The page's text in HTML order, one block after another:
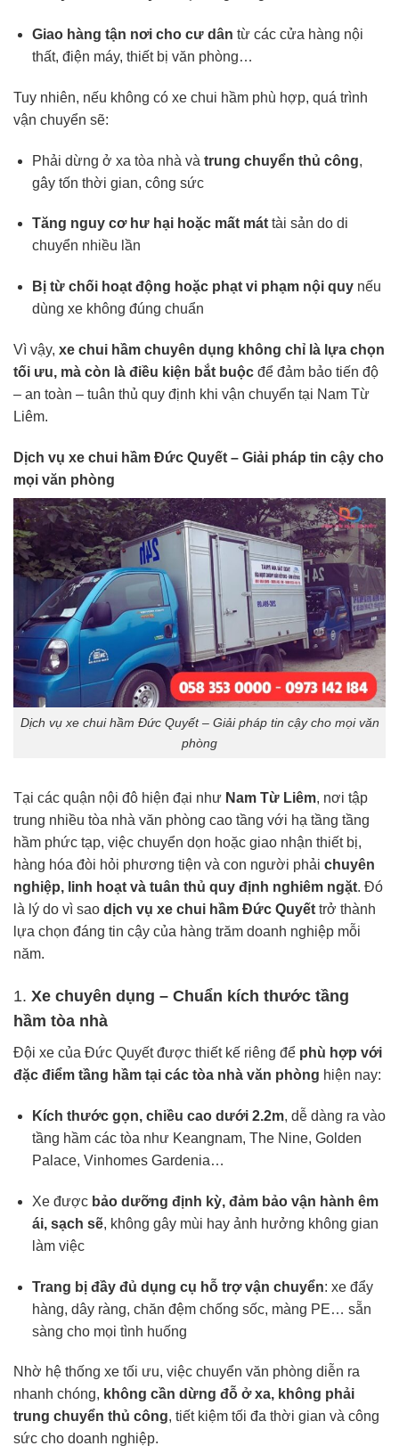
Giao hàng tận nơi cho cư dân từ các cửa hàng nội
thất, điện máy, thiết bị văn phòng…
Tuy nhiên, nếu không có xe chui hầm phù hợp, quá trình
vận chuyển sẽ:
Phải dừng ở xa tòa nhà và trung chuyển thủ công,
gây tốn thời gian, công sức
Tăng nguy cơ hư hại hoặc mất máttài sản do di
chuyển nhiều lần
Bị từ chối hoạt động hoặc phạt vi phạm nội quynếu
dùng xe không đúng chuẩn
Vì vậy, xe chui hầm chuyên dụng không chỉ là lựa chọn
tối ưu, mà còn là điều kiện bắt buộc để đảm bảo tiến độ
– an toàn – tuân thủ quy định khi vận chuyển tại Nam Từ
Liêm.
Dịch vụ xe chui hầm Đức Quyết – Giải pháp tin cậy cho
mọi văn phòng
Dịch vụ xe chui hầm Đức Quyết – Giải pháp tin cậy cho mọi văn
phòng
Tại các quận nội đô hiện đại như Nam Từ Liêm, nơi tập
trung nhiều tòa nhà văn phòng cao tầng với hạ tầng tầng
hầm phức tạp, việc chuyển dọn hoặc giao nhận thiết bị,
hàng hóa đòi hỏi phương tiện và con người phải chuyên
nghiệp, linh hoạt và tuân thủ quy định nghiêm ngặt. Đó
là lý do vì sao dịch vụ xe chui hầm Đức Quyết trở thành
lựa chọn đáng tin cậy của hàng trăm doanh nghiệp mỗi
năm.
1. Xe chuyên dụng – Chuẩn kích thước tầng
hầm tòa nhà
Đội xe của Đức Quyết được thiết kế riêng để phù hợp với
đặc điểm tầng hầm tại các tòa nhà văn phòng hiện nay:
Kích thước gọn, chiều cao dưới 2.2m, dễ dàng ra vào
tầng hầm các tòa như Keangnam, The Nine, Golden
Palace, Vinhomes Gardenia…
Xe được bảo dưỡng định kỳ, đảm bảo vận hành êm
ái, sạch sẽ, không gây mùi hay ảnh hưởng không gian
làm việc
Trang bị đầy đủ dụng cụ hỗ trợ vận chuyển: xe đẩy
hàng, dây ràng, chăn đệm chống sốc, màng PE… sẵn
sàng cho mọi tình huống
Nhờ hệ thống xe tối ưu, việc chuyển văn phòng diễn ra
nhanh chóng, không cần dừng đỗ ở xa, không phải
trung chuyển thủ công, tiết kiệm tối đa thời gian và công
sức cho doanh nghiệp.